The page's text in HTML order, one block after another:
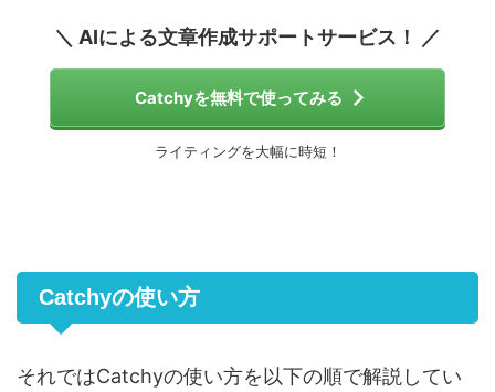
＼ AIによる文章作成サポートサービス！ ／
Catchyを無料で使ってみる
ライティングを大幅に時短！
Catchyの使い方
それではCatchyの使い方を以下の順で解説してい